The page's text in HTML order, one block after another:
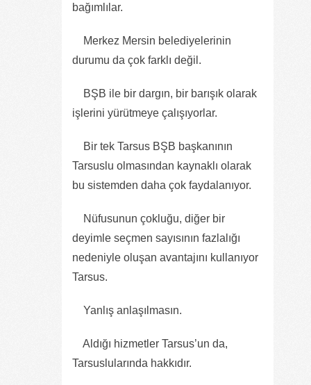
bağımlılar.
Merkez Mersin belediyelerinin
durumu da çok farklı değil.
BŞB ile bir dargın, bir barışık olarak
işlerini yürütmeye çalışıyorlar.
Bir tek Tarsus BŞB başkanının
Tarsuslu olmasından kaynaklı olarak
bu sistemden daha çok faydalanıyor.
Nüfusunun çokluğu, diğer bir
deyimle seçmen sayısının fazlalığı
nedeniyle oluşan avantajını kullanıyor
Tarsus.
Yanlış anlaşılmasın.
Aldığı hizmetler Tarsus’un da,
Tarsuslularında hakkıdır.